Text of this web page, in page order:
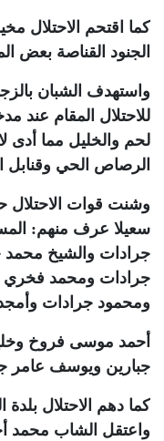
كما اقتحم الاحتلال
الجنود القناصة بعض
واستهدف الشبان
للاحتلال المقام عند
لحم والخليل مما أدى
الرصاص الحي
وشنت قوات الاحتلال
سعيلا عرف منهم:
جرادات والشيخ محمد
جرادات ومحمد
ومحمود جرادات
أحمد موسى فروخ
جبارين ويوسف عامر
كما دهم الاحتلال
واعتقل الشاب محمد